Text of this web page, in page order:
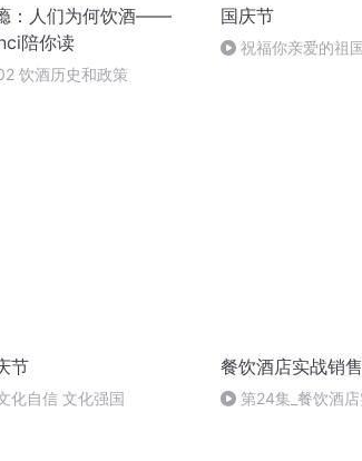
：人们为何饮酒——
陪你读
饮酒历史和政策
国庆节
祝福你亲爱的祖
节
化自信 文化强国
餐饮酒店实战销
第24集_餐饮酒店